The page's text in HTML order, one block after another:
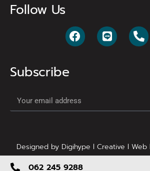
Follow Us
Subscribe
Designed by Digihype l Creative l Web
062 245 9288